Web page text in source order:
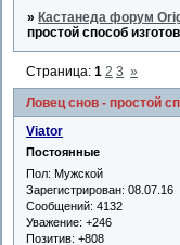
» Кастанеда форум
простой способ
Ловец снов - простой
Страница:1 2 3 »
Viator
Постоянные
Пол: Мужской
Зарегистрирован: 08.07.16
Сообщений: 4132
Уважение: +246
Позитив: +808